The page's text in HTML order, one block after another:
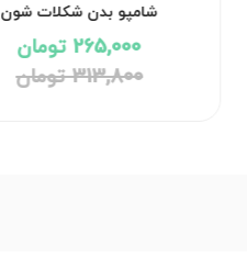
شامپو بدن شکلات شون
265,000 تومان
313,800 تومان